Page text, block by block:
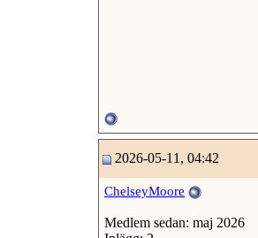
2026-05-11, 04:42
ChelseyMoore
Medlem sedan: maj 2026